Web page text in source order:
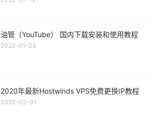
油管（YouTube） 国内下载安装和使用教程
2022-01-23
2020年最新Hostwinds VPS免费更换IP教程
2020-02-01